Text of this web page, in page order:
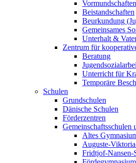
Beistandschaften
Beurkundung
Gemeinsames
Unterhalt &
Zentrum für
Beratung
Unterricht für
Temporäre
Schulen
Grundschulen
Dänische Schulen
Förderzentren
Gemeinschaftsschulen
Altes
Auguste-
Fridtjof-Nansen-